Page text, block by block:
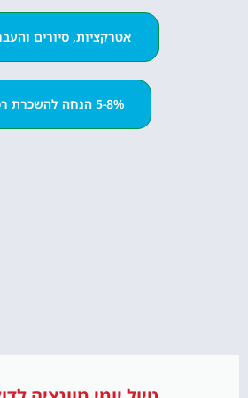
אטרקציות, סיורים
5-8% הנחה להשכרת רכב